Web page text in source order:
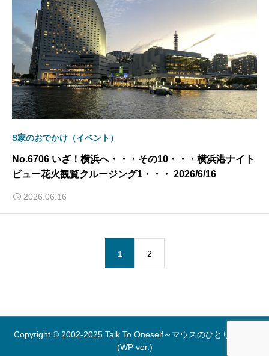
S家のおでかけ（イベント）
No.6706 いざ！横浜へ・・・その10・・・横浜港ナイト
ビュー花火観覧クルージング1・・・ 2026/6/16
2026.06.16
1 2
Copyright © 2002-2025 Talk To Oneself～マウスのひとりごと～
(WP ver.)